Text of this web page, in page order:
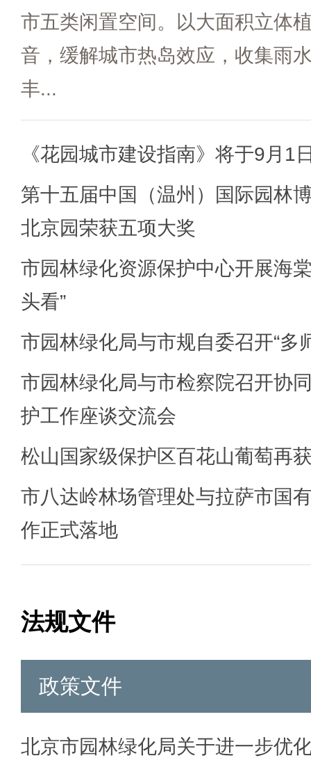
市五类闲置空间。以大面积立体
音，缓解城市热岛效应，收集雨
丰...
《花园城市建设指南》将于9月1
第十五届中国（温州）国际园林
北京园荣获五项大奖
市园林绿化资源保护中心开展海
头看”
市园林绿化局与市规自委召开“多
市园林绿化局与市检察院召开协
护工作座谈交流会
松山国家级保护区百花山葡萄再
市八达岭林场管理处与拉萨市国
作正式落地
法规文件
政策文件
北京市园林绿化局关于进一步优